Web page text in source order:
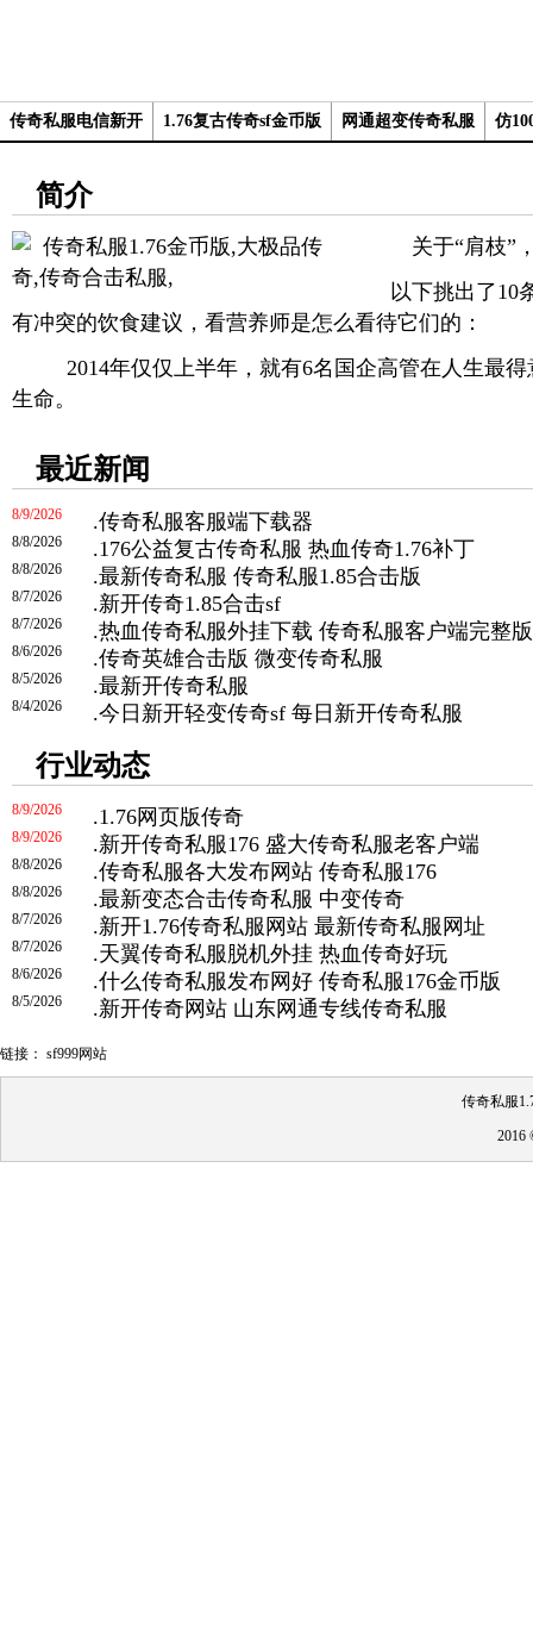
传奇私服电信新开 1.76复古传奇sf金币版 网通超变传奇私服 仿
简介
关于“肩枝”
以下挑出了10条
有冲突的饮食建议，看营养师是怎么看待它们的：
2014年仅仅上半年，就有6名国企高管在人生最得
生命。
最近新闻
.传奇私服客服端下载器
8/9/2026
.176公益复古传奇私服 热血传奇1.76补丁
8/8/2026
.最新传奇私服 传奇私服1.85合击版
8/8/2026
.新开传奇1.85合击sf
8/7/2026
.热血传奇私服外挂下载 传奇私服客户端完整版
8/7/2026
.传奇英雄合击版 微变传奇私服
8/6/2026
.最新开传奇私服
8/5/2026
.今日新开轻变传奇sf 每日新开传奇私服
8/4/2026
行业动态
.1.76网页版传奇
8/9/2026
.新开传奇私服176 盛大传奇私服老客户端
8/9/2026
.传奇私服各大发布网站 传奇私服176
8/8/2026
.最新变态合击传奇私服 中变传奇
8/8/2026
.新开1.76传奇私服网站 最新传奇私服网址
8/7/2026
.天翼传奇私服脱机外挂 热血传奇好玩
8/7/2026
.什么传奇私服发布网好 传奇私服176金币版
8/6/2026
.新开传奇网站 山东网通专线传奇私服
8/5/2026
链接： sf999网站
传奇私服
2016